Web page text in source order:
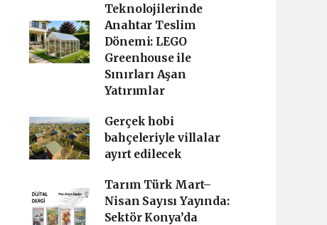
Teknolojilerinde
Anahtar Teslim
Dönemi: LEGO
Greenhouse ile
Sınırları Aşan
Yatırımlar
Gerçek hobi
bahçeleriyle villalar
ayırt edilecek
Tarım Türk Mart–
Nisan Sayısı Yayında:
Sektör Konya’da